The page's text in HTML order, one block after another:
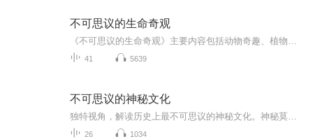
不可思议的生命奇观
41 5639
不可思议的神秘文化
26 1034